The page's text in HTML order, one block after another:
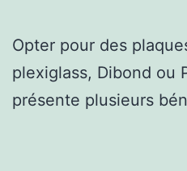
Opter pour des
plexiglass, Dibond ou
présente plusieurs